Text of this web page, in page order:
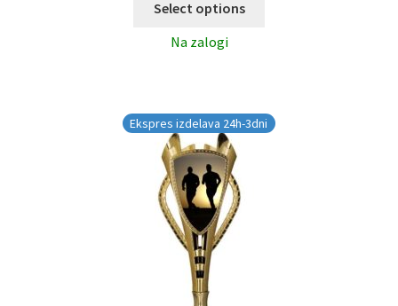
Select options
Na zalogi
Ekspres izdelava 24h-3dni